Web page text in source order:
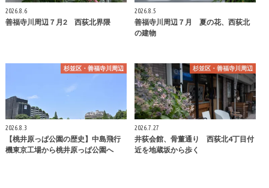
2026.8.6
善福寺川周辺７月2 西荻北界隈
2026.8.5
善福寺川周辺７月 夏の花、西荻北
の建物
杉並区・善福寺川周辺
2026.8.3
【桃井原っぱ公園の歴史】中島飛行
機東京工場から桃井原っぱ公園へ
杉並区・善福寺川周辺
2026.7.27
井荻会館、骨董通り 西荻北4丁目付
近を地蔵坂から歩く